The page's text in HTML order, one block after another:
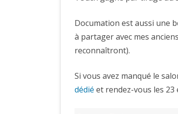
Documation est aussi une
à partager avec mes
reconnaîtront).
Si vous avez manqué le
dédié et rendez-vous les